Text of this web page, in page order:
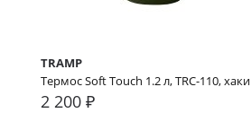
TRAMP
Термос Soft Touch 1.2 л, TRC-110, хаки
2 200 ₽